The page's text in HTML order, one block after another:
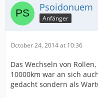
Psoidonuem
Anfänger
October 24, 2014 at 10:36
Das Wechseln von
10000km war an sich
gedacht sondern als